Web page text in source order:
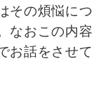
その煩悩につ
なおこの内容
お話をさせて